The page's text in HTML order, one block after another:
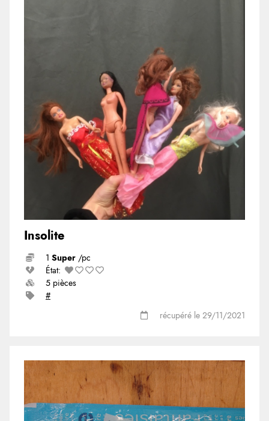
Insolite
1 Super /pc
État:
5 pièces
#
récupéré le 29/11/2021